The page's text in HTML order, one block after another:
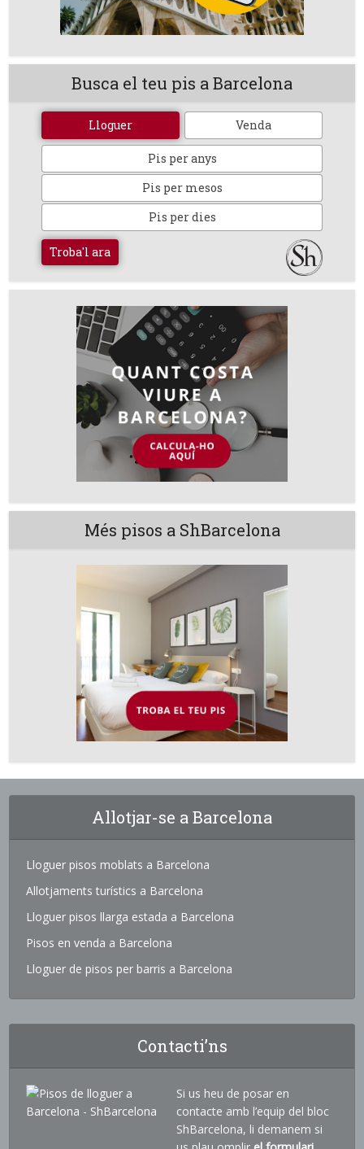
Busca el teu pis a Barcelona
Lloguer Venda
Pis per anys
Pis per mesos
Pis per dies
Troba'l ara
Més pisos a ShBarcelona
Allotjar-se a Barcelona
Lloguer pisos moblats a Barcelona
Allotjaments turístics a Barcelona
Lloguer pisos llarga estada a Barcelona
Pisos en venda a Barcelona
Lloguer de pisos per barris a Barcelona
Contacti’ns
Si us heu de posar en
contacte amb l’equip del bloc
ShBarcelona, li demanem si